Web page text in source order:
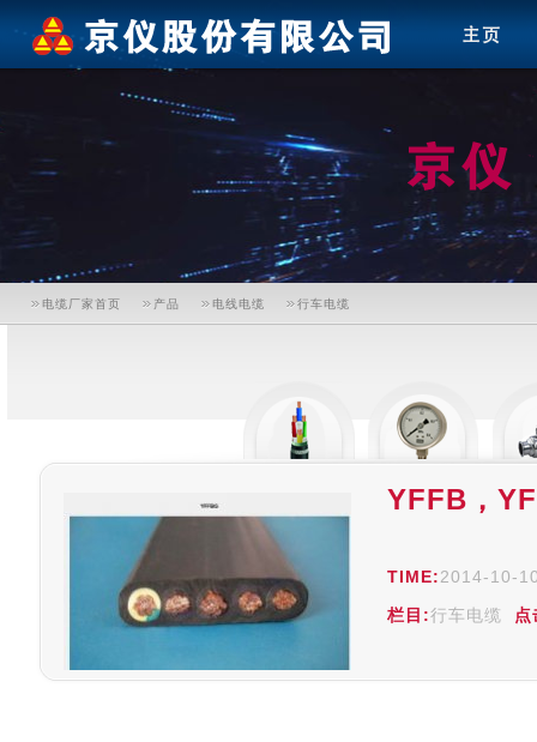
电缆厂家首页 产品 电线电缆 行车电缆
YFFB，
TIME:2014-10-
栏目:行车电缆